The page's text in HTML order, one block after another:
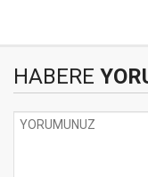
HABERE